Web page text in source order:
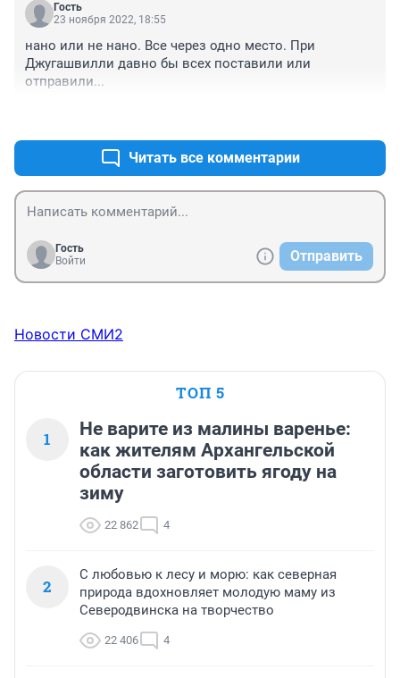
Гость
23 ноября 2022, 18:55
нано или не нано. Все через одно место. При
Джугашвилли давно бы всех поставили или
отправили...
Читать все комментарии
Гость
Войти
Отправить
Новости СМИ2
ТОП 5
1
Не варите из малины варенье:
как жителям Архангельской
области заготовить ягоду на
зиму
22 862 4
2
С любовью к лесу и морю: как северная
природа вдохновляет молодую маму из
Северодвинска на творчество
22 406 4